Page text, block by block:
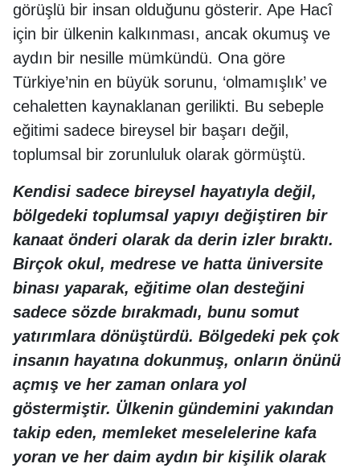
görüşlü bir insan olduğunu gösterir. Ape Hacî
için bir ülkenin kalkınması, ancak okumuş ve
aydın bir nesille mümkündü. Ona göre
Türkiye’nin en büyük sorunu, ‘olmamışlık’ ve
cehaletten kaynaklanan gerilikti. Bu sebeple
eğitimi sadece bireysel bir başarı değil,
toplumsal bir zorunluluk olarak görmüştü.
Kendisi sadece bireysel hayatıyla değil,
bölgedeki toplumsal yapıyı değiştiren bir
kanaat önderi olarak da derin izler bıraktı.
Birçok okul, medrese ve hatta üniversite
binası yaparak, eğitime olan desteğini
sadece sözde bırakmadı, bunu somut
yatırımlara dönüştürdü. Bölgedeki pek çok
insanın hayatına dokunmuş, onların önünü
açmış ve her zaman onlara yol
göstermiştir. Ülkenin gündemini yakından
takip eden, memleket meselelerine kafa
yoran ve her daim aydın bir kişilik olarak